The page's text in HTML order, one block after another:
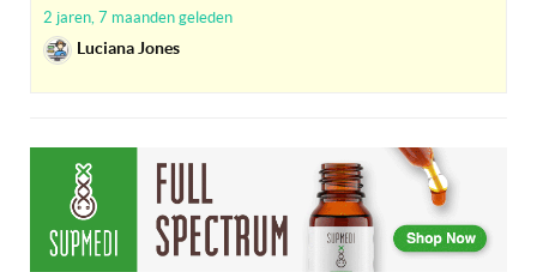
2 jaren, 7 maanden geleden
Luciana Jones